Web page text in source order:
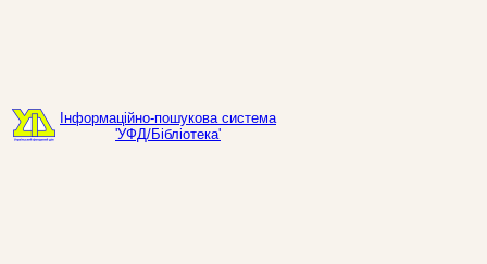
Інформаційно-пошукова система
'УФД/Бібліотека'